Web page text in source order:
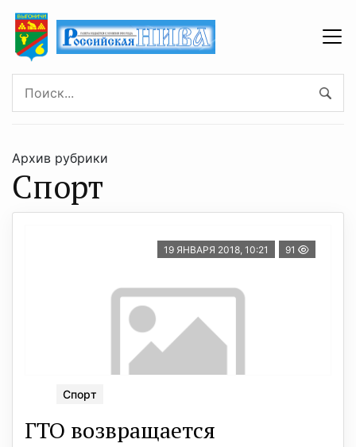
Архив рубрики
Спорт
19 ЯНВАРЯ 2018, 10:21 91
Спорт
ГТО возвращается